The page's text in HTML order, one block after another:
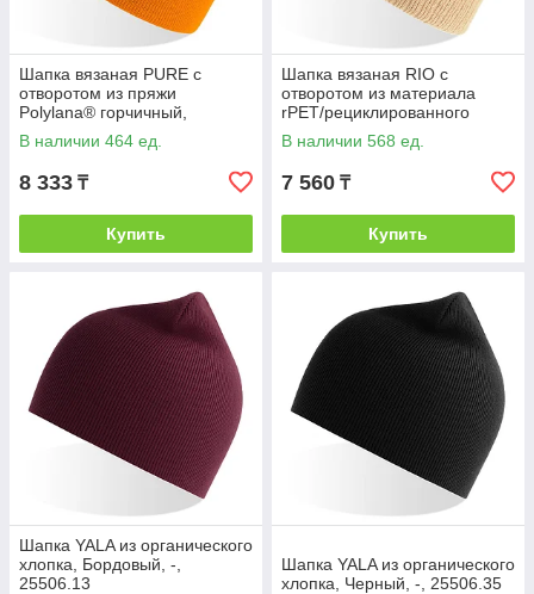
Шапка вязаная PURE с
отворотом из пряжи
Polylana® горчичный,
Жёлтый, -, 254229.03
В наличии 464 ед.
8 333 ₸
Купить
Шапка вязаная RIO с
отворотом из материала
rPET/рециклированного
полиэстера, Бежевый, -,
254228.28
В наличии 568 ед.
7 560 ₸
Купить
Шапка YALA из органического
хлопка, Бордовый, -,
25506.13
Шапка YALA из органического
хлопка, Черный, -, 25506.35